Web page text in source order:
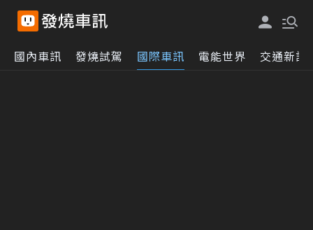
國內車訊 發燒試駕 國際車訊 電能世界 交通新訊